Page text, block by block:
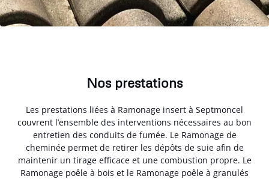
Nos prestations
Les prestations liées à Ramonage insert à Septmoncel
couvrent l’ensemble des interventions nécessaires au bon
entretien des conduits de fumée. Le Ramonage de
cheminée permet de retirer les dépôts de suie afin de
maintenir un tirage efficace et une combustion propre. Le
Ramonage poêle à bois et le Ramonage poêle à granulés